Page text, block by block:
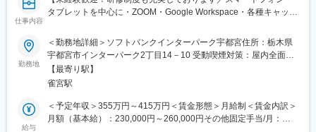
■働く魅力：
軸としている弊社は、群馬県を中心に8店舗展開しております。
8割以上の方が輸入車未経験からスタートされているので、中途入
社だからハンデになることは一切ございません。
人柄採用なので、接客が苦手なんて方も心配いりません！
地方のディーラーで考えれば、しっかり稼げます！
福利厚生も充実しており、反響が強い当社だからこそ、
仕事内容
タブレットを中心に・ZOOM・Google Workspace・各種キャッシ
心とした休日形態（一部有給利用）】
【仕事内容】
当社にて既に取引のある法人顧客に対し、会社で使う携帯電話な
どのモバイル商材を主軸に提案営業を行っていただきます。（既
存顧客8割・新規2割）
勤務地
＜勤務地詳細＞ソフトバンクインターパーク宇都宮住所：栃木県
宇都宮市インターパーク2丁目14－10 受動喫煙対策：屋内全面禁
煙変更の範囲：会社の定める事業所
【最寄り駅】
雀宮駅
給与
＜予定年収＞355万円～415万円＜賃金形態＞月給制＜賃金内訳＞
月額（基本給）：230,000円～260,000円その他固定手当/月：